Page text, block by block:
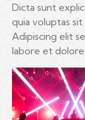
Dicta sunt
quia voluptas
Adipiscing elit
labore et dolore